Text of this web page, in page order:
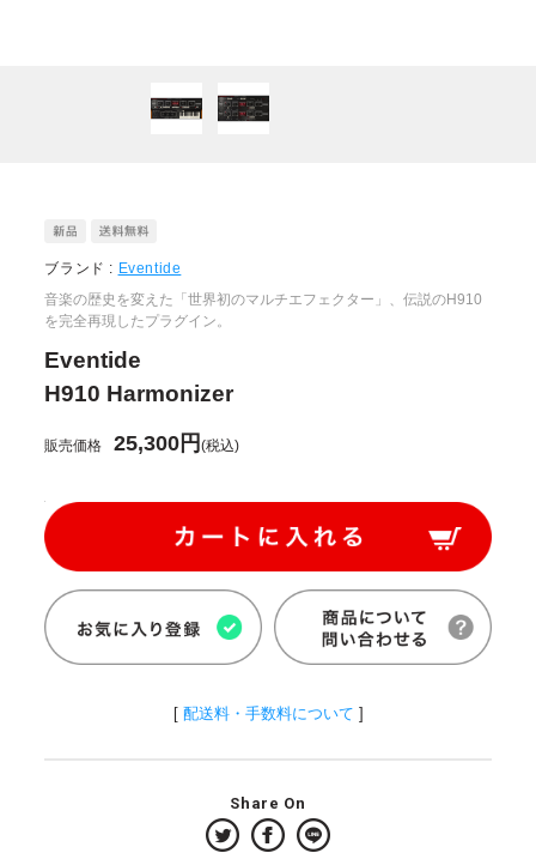
ブランド : Eventide
音楽の歴史を変えた「世界初のマルチエフェクター」、伝説のH910
を完全再現したプラグイン。
Eventide
H910 Harmonizer
販売価格 25,300円(税込)
[ 配送料・手数料について ]
Share On